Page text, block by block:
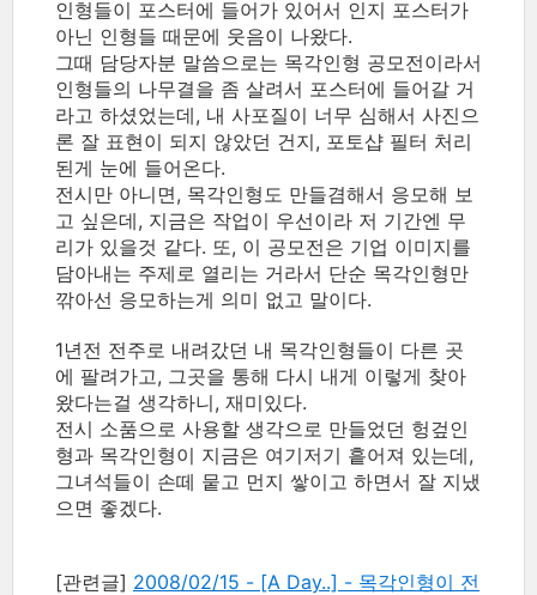
인형들이 포스터에 들어가 있어서 인지 포스터가
아닌 인형들 때문에 웃음이 나왔다.
그때 담당자분 말씀으로는 목각인형 공모전이라서
인형들의 나무결을 좀 살려서 포스터에 들어갈 거
라고 하셨었는데, 내 사포질이 너무 심해서 사진으
론 잘 표현이 되지 않았던 건지, 포토샵 필터 처리
된게 눈에 들어온다.
전시만 아니면, 목각인형도 만들겸해서 응모해 보
고 싶은데, 지금은 작업이 우선이라 저 기간엔 무
리가 있을것 같다. 또, 이 공모전은 기업 이미지를
담아내는 주제로 열리는 거라서 단순 목각인형만
깎아선 응모하는게 의미 없고 말이다.
1년전 전주로 내려갔던 내 목각인형들이 다른 곳
에 팔려가고, 그곳을 통해 다시 내게 이렇게 찾아
왔다는걸 생각하니, 재미있다.
전시 소품으로 사용할 생각으로 만들었던 헝겊인
형과 목각인형이 지금은 여기저기 흩어져 있는데,
그녀석들이 손떼 뭍고 먼지 쌓이고 하면서 잘 지냈
으면 좋겠다.
[관련글] 2008/02/15 - [A Day..] - 목각인형이 전